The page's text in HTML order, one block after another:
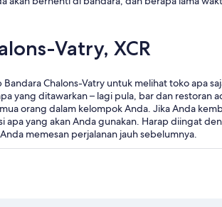
Vatry, XCR
Chalons-Vatry untuk melihat toko apa
yang ditawarkan – lagi pula, bar dan restoran
orang dalam kelompok Anda. Jika Anda
yang akan Anda gunakan. Harap diingat
memesan perjalanan jauh sebelumnya.